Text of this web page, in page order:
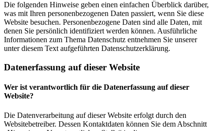
Die folgenden Hinweise geben einen einfachen Überblick darüber,
was mit Ihren personenbezogenen Daten passiert, wenn Sie diese
Website besuchen. Personenbezogene Daten sind alle Daten, mit
denen Sie persönlich identifiziert werden können. Ausführliche
Informationen zum Thema Datenschutz entnehmen Sie unserer
unter diesem Text aufgeführten Datenschutzerklärung.
Datenerfassung auf dieser Website
Wer ist verantwortlich für die Datenerfassung auf dieser
Website?
Die Datenverarbeitung auf dieser Website erfolgt durch den
Websitebetreiber. Dessen Kontaktdaten können Sie dem Abschnitt